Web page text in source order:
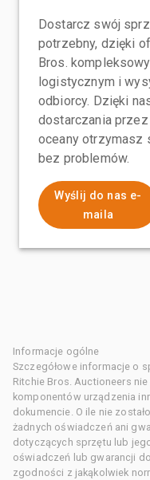
Dostarcz swój
potrzebny, dzięki
Bros.
logistycznym i
odbiorcy. Dzięki
dostarczania przez
oceany otrzymasz
bez problemów.
Wyślij do nas e-
maila
Informacje ogólne
Szczegółowe informacje o
Ritchie Bros. Auctioneers
komponentów urządzenia
dokumencie. O ile nie
żadnych oświadczeń ani
dotyczących sprzętu lub
oświadczeń lub gwarancji
zgodności z jakąkolwiek